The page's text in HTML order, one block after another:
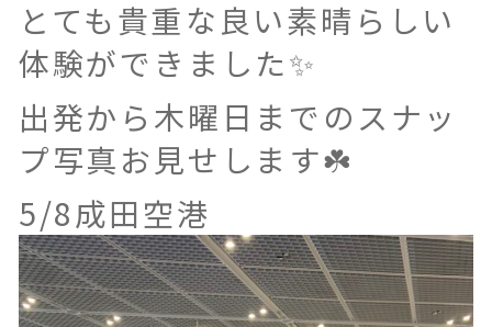
とても貴重な良い素晴らしい
体験ができました✨
出発から木曜日までのスナッ
プ写真お見せします☘️
5/8成田空港